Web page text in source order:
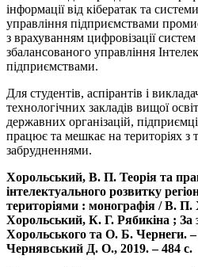
інформації від кібератак та
управління підприємствами
з врахуванням цифровізації
збалансованого управління
підприємствами.
Для студентів, аспірантів і
технологічних закладів вищої
державних організацій,
працює та мешкає на територіях з
забрудненнями.
Хорольський, В. П. Теорія та
інтелектуального розвитку
територіями : монографія / В.
Хорольський, К. Г. Рябикіна ; За
Хорольського та О. Б. Чернеги.
Чернявський Д. О., 2019. – 484 с.